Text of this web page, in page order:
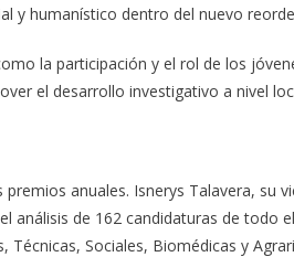
y humanístico dentro del nuevo
la participación y el rol de los
el desarrollo investigativo a nivel
anuales. Isnerys Talavera, su
análisis de 162 candidaturas de todo
Sociales, Biomédicas y